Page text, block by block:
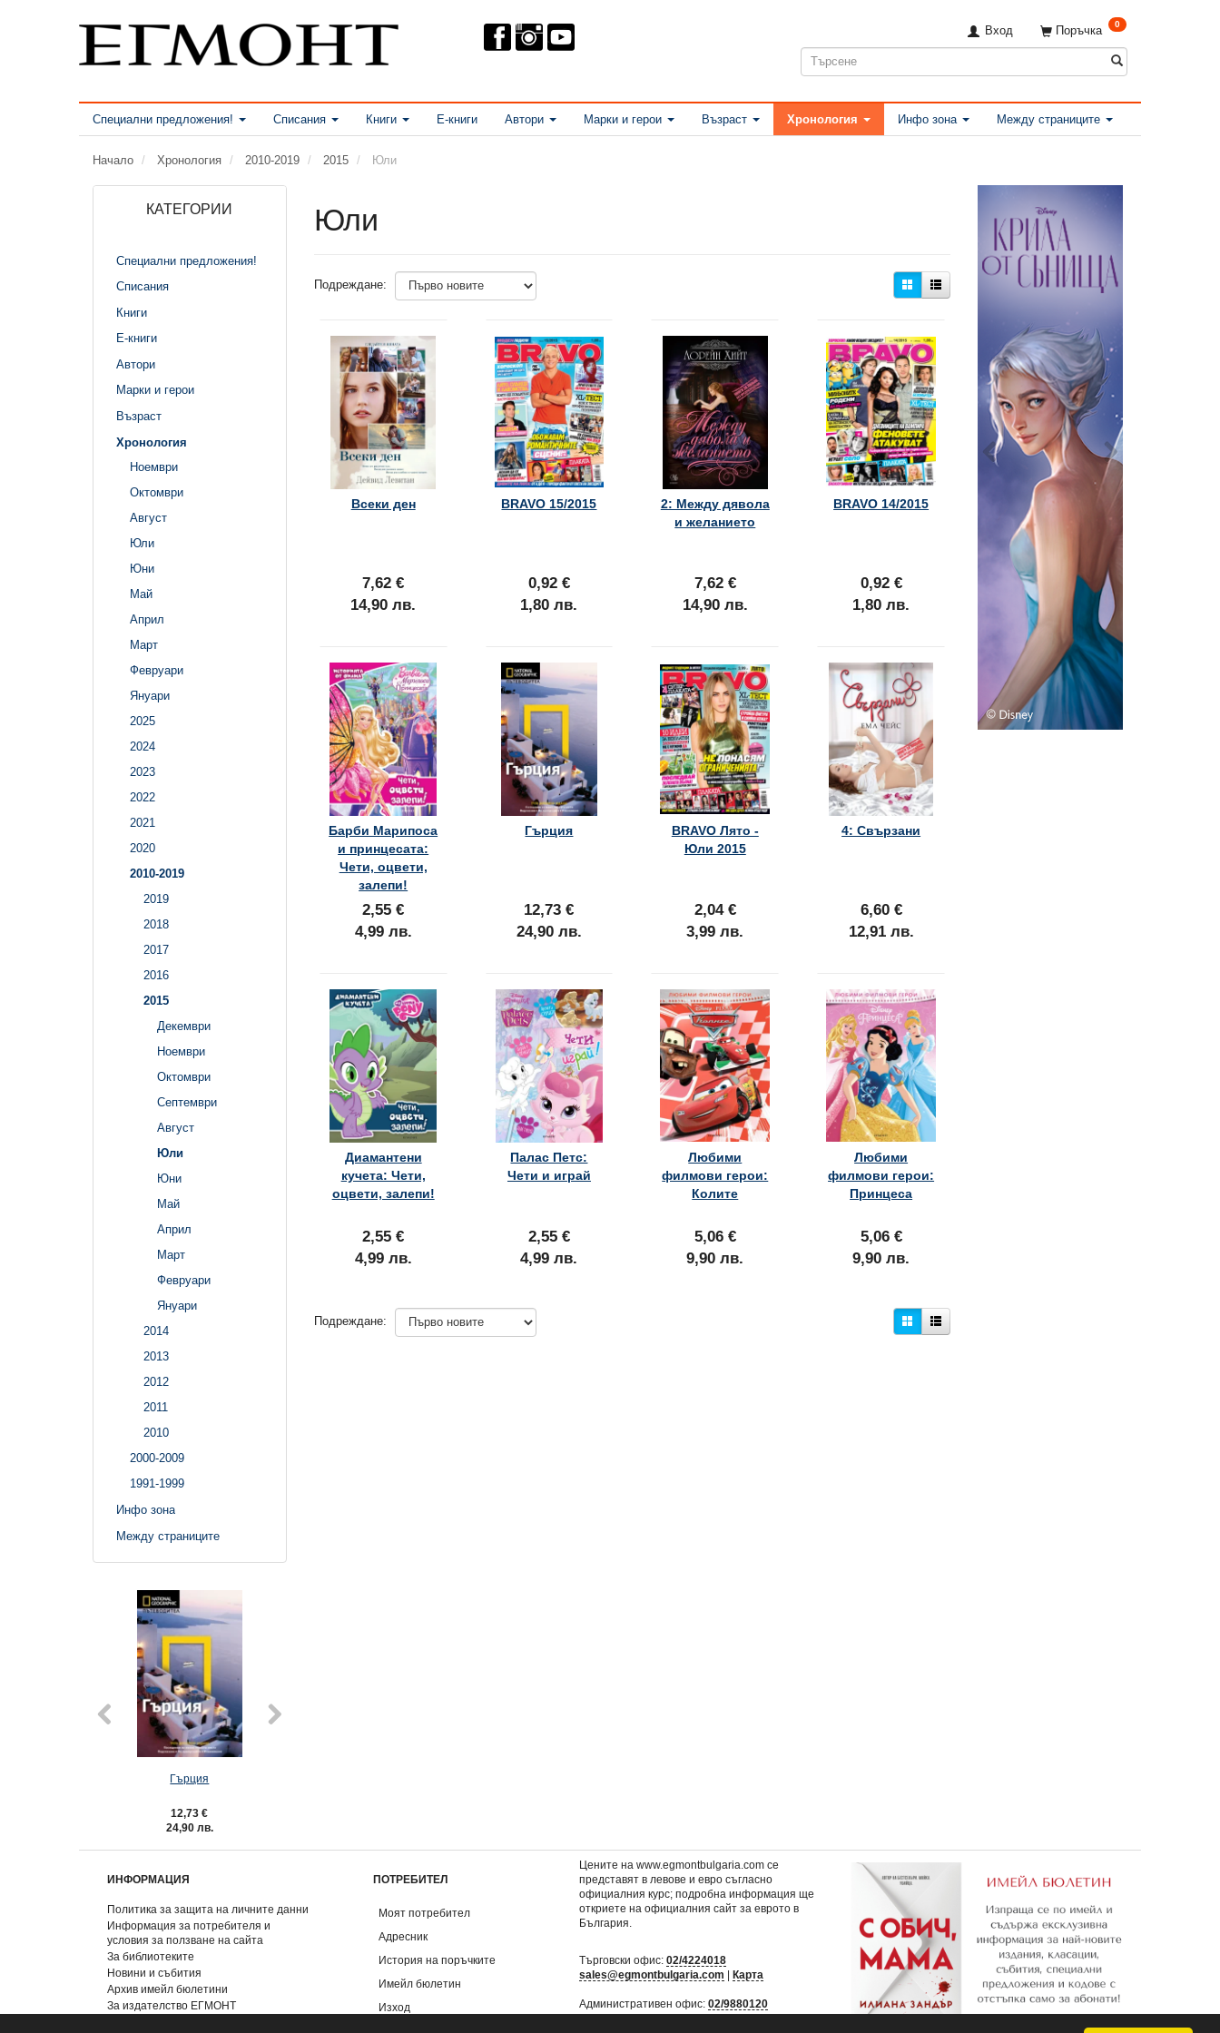
Поръчка 0
Вход
Специални предложения! Списания Книги Е-книги Автори Марки и герои Възраст Хронология Инфо зона Между страниците
Начало Хронология 2010-2019 2015 Юли
КАТЕГОРИИ
Специални предложения!
Списания
Книги
Е-книги
Автори
Марки и герои
Възраст
Хронология
Ноември
Октомври
Август
Юли
Юни
Май
Април
Март
Февруари
Януари
2025
2024
2023
2022
2021
2020
2010-2019
2019
2018
2017
2016
2015
Декември
Ноември
Октомври
Септември
Август
Юли
Юни
Май
Април
Март
Февруари
Януари
2014
2013
2012
2011
2010
2000-2009
1991-1999
Инфо зона
Между страниците
Гърция
12,73 €
24,90 лв.
Юли
Подреждане:
Всеки ден
7,62 €
14,90 лв.
BRAVO 15/2015
0,92 €
1,80 лв.
2: Между дявола
и желанието
7,62 €
14,90 лв.
BRAVO 14/2015
0,92 €
1,80 лв.
Барби Марипоса
и принцесата:
Чети, оцвети,
залепи!
2,55 €
4,99 лв.
Гърция
12,73 €
24,90 лв.
BRAVO Лято -
Юли 2015
2,04 €
3,99 лв.
4: Свързани
6,60 €
12,91 лв.
Диамантени
кучета: Чети,
оцвети, залепи!
2,55 €
4,99 лв.
Палас Петс:
Чети и играй
2,55 €
4,99 лв.
Любими
филмови герои:
Колите
5,06 €
9,90 лв.
Любими
филмови герои:
Принцеса
5,06 €
9,90 лв.
Подреждане:
ИНФОРМАЦИЯ
Политика за защита на личните данни
Информация за потребителя и
условия за ползване на сайта
За библиотеките
Новини и събития
Архив имейл бюлетини
За издателство ЕГМОНТ
ПОТРЕБИТЕЛ
Моят потребител
Адресник
История на поръчките
Имейл бюлетин
Изход
Цените на www.egmontbulgaria.com се
представят в левове и евро съгласно
официалния курс; подробна информация ще
откриете наофициалния сайт за еврото в
България
Търговски офис:02/4224018
sales@egmontbulgaria.com |Карта
Административен офис:02/9880120
mail@egmontbulgaria.com|Карта